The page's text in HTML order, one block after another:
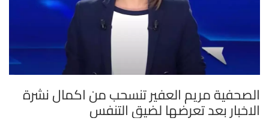
الصحفية مريم العفير تنسحب من اكمال نشرة
الاخبار بعد تعرضها لضيق التنفس